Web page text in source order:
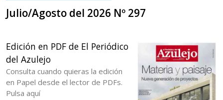
Julio/Agosto del 2026 Nº 297
Edición en PDF de El Periódico
del Azulejo
Consulta cuando quieras la edición
en Papel desde el lector de PDFs.
Pulsa aquí